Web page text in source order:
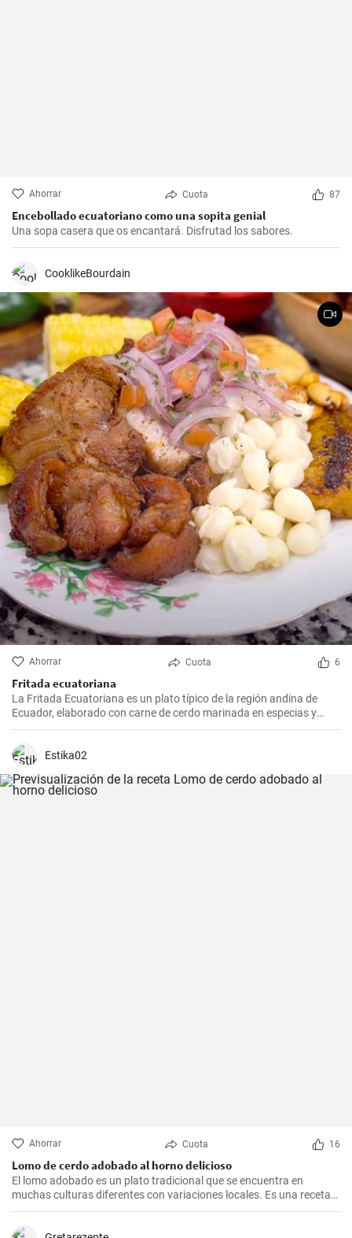
Ahorrar Cuota 87
Encebollado ecuatoriano como una sopita genial
Una sopa casera que os encantará. Disfrutad los sabores.
CooklikeBourdain
Ahorrar Cuota 6
Fritada ecuatoriana
La Fritada Ecuatoriana es un plato típico de la región andina de
Ecuador, elaborado con carne de cerdo marinada en especias y
cocinada a fuego lento en una olla con agua hasta que quede suave
Estika02
Ahorrar Cuota 16
Lomo de cerdo adobado al horno delicioso
El lomo adobado es un plato tradicional que se encuentra en
muchas culturas diferentes con variaciones locales. Es una receta
sencilla y deliciosa que consiste en una pieza jugosa de lomo de